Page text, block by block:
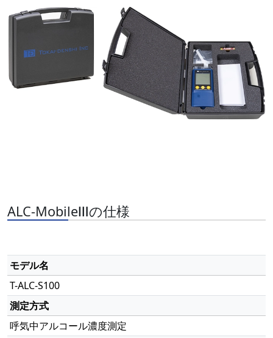
ALC-MobileⅢの仕様
モデル名
T-ALC-S100
測定方式
呼気中アルコール濃度測定